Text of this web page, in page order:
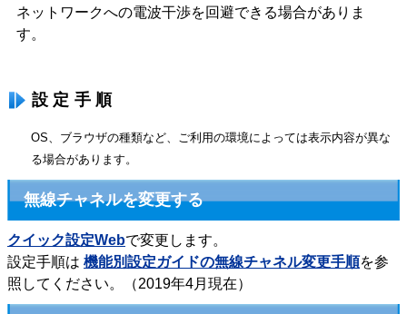
ネットワークへの電波干渉を回避できる場合がありま
す。
設定手順
OS、ブラウザの種類など、ご利用の環境によっては表示内容が異な
る場合があります。
無線チャネルを変更する
クイック設定Webで変更します。
設定手順は 機能別設定ガイドの無線チャネル変更手順を参
照してください。（2019年4月現在）